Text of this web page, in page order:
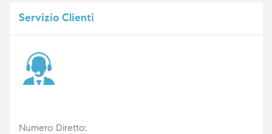
ServizioClienti
Numero Diretto: